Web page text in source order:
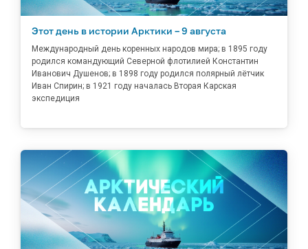
Этот день в истории Арктики – 9 августа
Международный день коренных народов мира; в 1895 году
родился командующий Северной флотилией Константин
Иванович Душенов; в 1898 году родился полярный лётчик
Иван Спирин; в 1921 году началась Вторая Карская
экспедиция